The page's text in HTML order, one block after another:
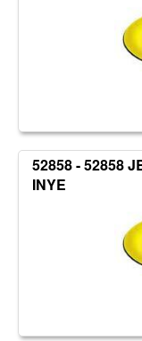
52858 - 52858
INYE